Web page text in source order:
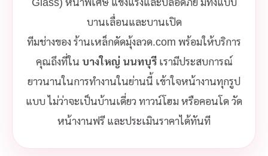
บานเลื่อนและบานเปิด
ทีมช่างของ ร้านเหล็กดัดมุ้งลวด.com พร้อมให้บริการ
คุณถึงที่ใน บางใหญ่ นนทบุรีเรามีประสบการณ์
ยาวนานในการทำงานในย่านนี้ เข้าใจหน้างานทุกรูป
แบบ ไม่ว่าจะเป็นบ้านเดี่ยว ทาวน์โฮม หรือคอนโด วัด
หน้างานฟรี และประเมินราคาได้ทันที